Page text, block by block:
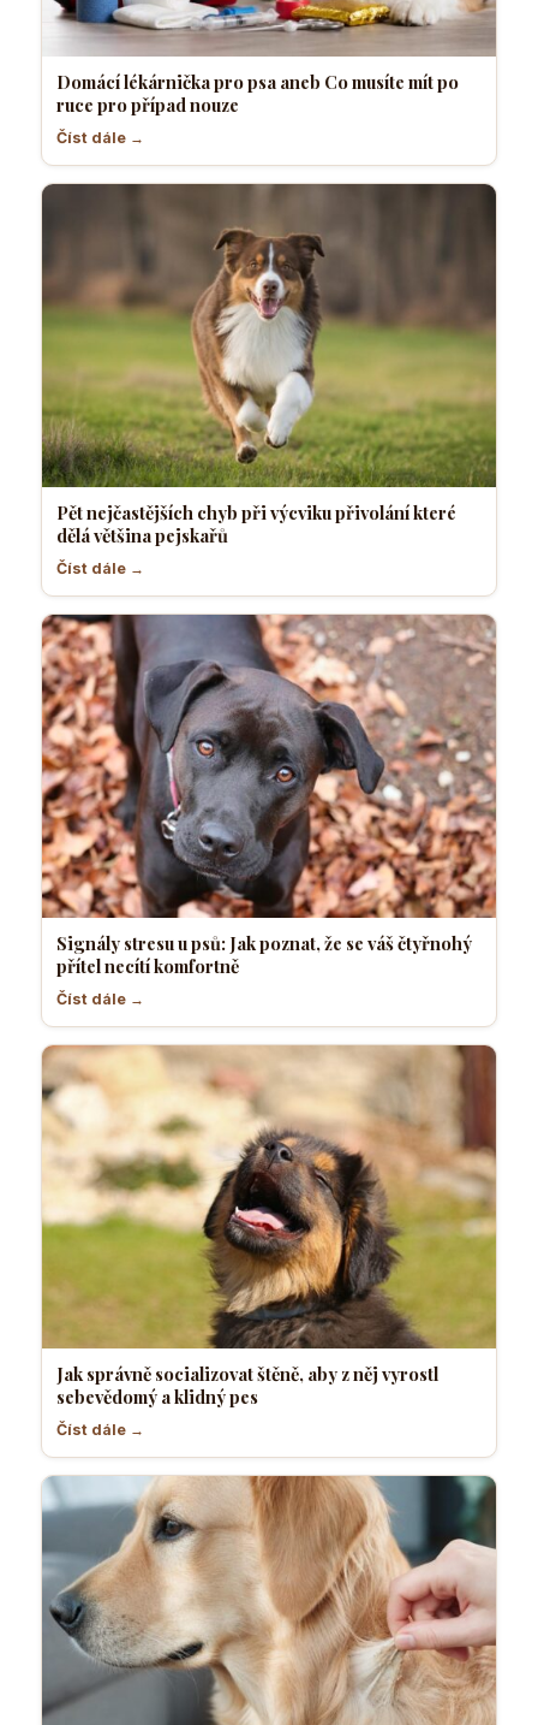
Domácí lékárnička pro psa aneb Co musíte mít po
ruce pro případ nouze
Číst dále →
Pět nejčastějších chyb při výcviku přivolání které
dělá většina pejskařů
Číst dále →
Signály stresu u psů: Jak poznat, že se váš čtyřnohý
přítel necítí komfortně
Číst dále →
Jak správně socializovat štěně, aby z něj vyrostl
sebevědomý a klidný pes
Číst dále →